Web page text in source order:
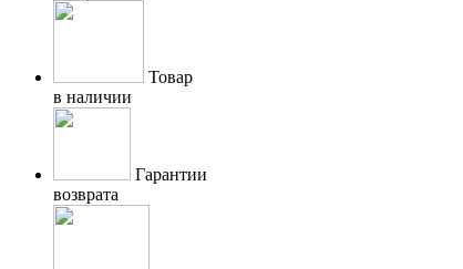
Товар
в наличии
Гарантии
возврата